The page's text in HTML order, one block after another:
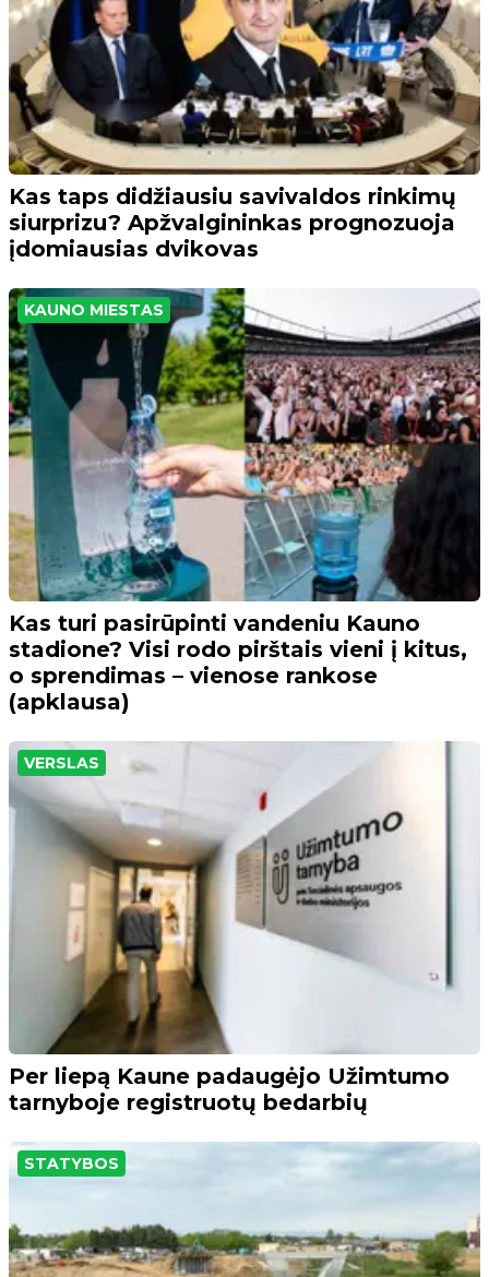
Kas taps didžiausiu savivaldos rinkimų
siurprizu? Apžvalgininkas prognozuoja
įdomiausias dvikovas
KAUNO MIESTAS
Kas turi pasirūpinti vandeniu Kauno
stadione? Visi rodo pirštais vieni į kitus,
o sprendimas – vienose rankose
(apklausa)
VERSLAS
Per liepą Kaune padaugėjo Užimtumo
tarnyboje registruotų bedarbių
STATYBOS